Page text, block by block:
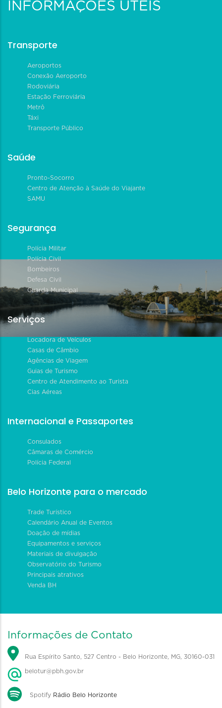
INFORMAÇÕES ÚTEIS
Transporte
Aeroportos
Conexão Aeroporto
Rodoviária
Estação Ferroviária
Metrô
Táxi
Transporte Público
Saúde
Pronto-Socorro
Centro de Atenção à Saúde do Viajante
SAMU
Segurança
Polícia Militar
Polícia Civil
Bombeiros
Defesa Civil
Guarda Municipal
Serviços
Locadora de Veículos
Casas de Câmbio
Agências de Viagem
Guias de Turismo
Centro de Atendimento ao Turista
Cias Aéreas
Internacional e Passaportes
Consulados
Câmaras de Comércio
Polícia Federal
Belo Horizonte para o mercado
Trade Turístico
Calendário Anual de Eventos
Doação de mídias
Equipamentos e serviços
Materiais de divulgação
Observatório do Turismo
Principais atrativos
Venda BH
Informações de Contato
Rua Espírito Santo, 527 Centro - Belo Horizonte, MG, 30160-031
belotur@pbh.gov.br
Spotify Rádio Belo Horizonte